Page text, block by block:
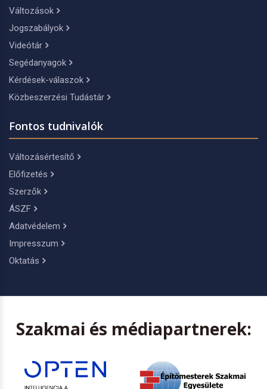
Változások
Jogszabályok
Videótár
Segédanyagok
Kérdések-válaszok
Közbeszerzési Tudástár
Fontos tudnivalók
Változásértesítő
Előfizetés
Szerzők
ÁSZF
Adatvédelem
Impresszum
Oktatás
Szakmai és médiapartnerek: